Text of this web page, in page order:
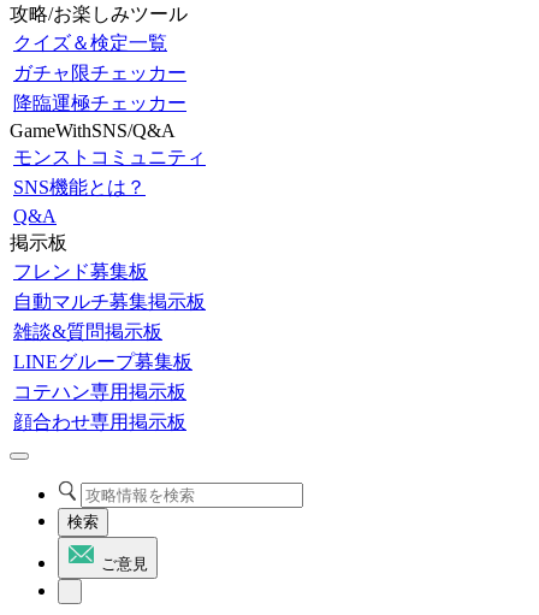
攻略/お楽しみツール
クイズ＆検定一覧
ガチャ限チェッカー
降臨運極チェッカー
GameWithSNS/Q&A
モンストコミュニティ
SNS機能とは？
Q&A
掲示板
フレンド募集板
自動マルチ募集掲示板
雑談&質問掲示板
LINEグループ募集板
コテハン専用掲示板
顔合わせ専用掲示板
検索
ご意見